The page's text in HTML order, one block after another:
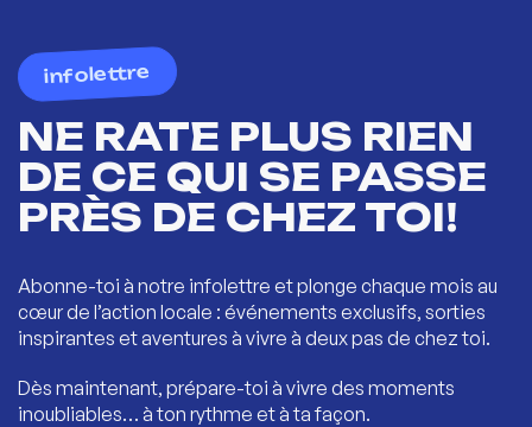
infolettre
NE RATE PLUS RIEN
DE CE QUI SE PASSE
PRÈS DE CHEZ TOI!
Abonne-toi à notre infolettre et plonge chaque mois au
cœur de l’action locale : événements exclusifs, sorties
inspirantes et aventures à vivre à deux pas de chez toi.
Dès maintenant, prépare-toi à vivre des moments
inoubliables… à ton rythme et à ta façon.